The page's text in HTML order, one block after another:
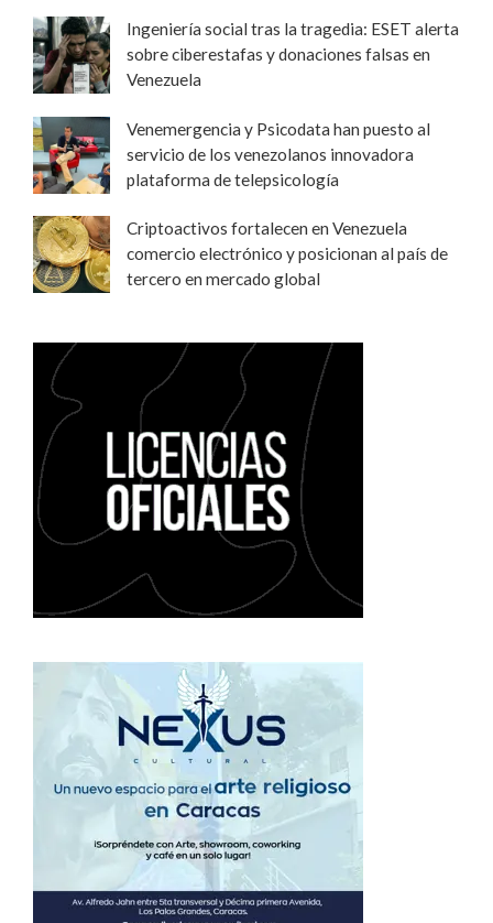
Ingeniería social tras la tragedia: ESET alerta
sobre ciberestafas y donaciones falsas en
Venezuela
Venemergencia y Psicodata han puesto al
servicio de los venezolanos innovadora
plataforma de telepsicología
Criptoactivos fortalecen en Venezuela
comercio electrónico y posicionan al país de
tercero en mercado global